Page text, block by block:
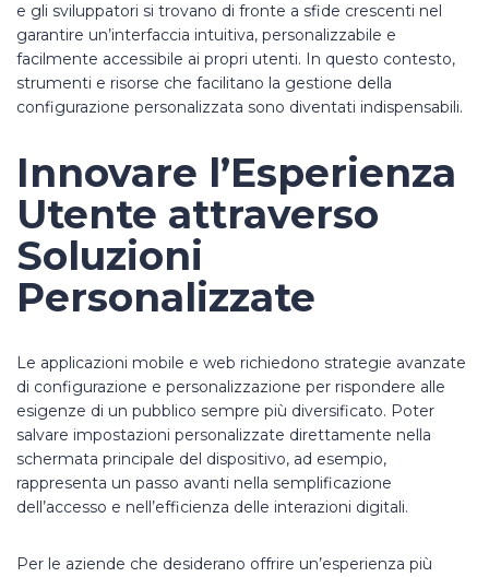
e gli sviluppatori si trovano di fronte a sfide crescenti nel
garantire un’interfaccia intuitiva, personalizzabile e
facilmente accessibile ai propri utenti. In questo contesto,
strumenti e risorse che facilitano la gestione della
configurazione personalizzata sono diventati indispensabili.
Innovare l’Esperienza
Utente attraverso
Soluzioni
Personalizzate
Le applicazioni mobile e web richiedono strategie avanzate
di configurazione e personalizzazione per rispondere alle
esigenze di un pubblico sempre più diversificato. Poter
salvare impostazioni personalizzate direttamente nella
schermata principale del dispositivo, ad esempio,
rappresenta un passo avanti nella semplificazione
dell’accesso e nell’efficienza delle interazioni digitali.
Per le aziende che desiderano offrire un’esperienza più